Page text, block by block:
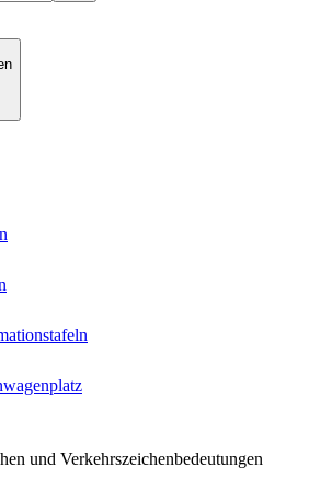
und Verkehrszeichenbedeutungen